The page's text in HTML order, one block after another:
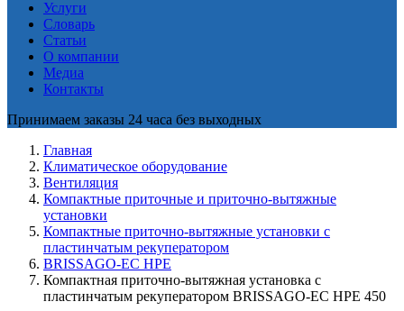
Услуги
Словарь
Статьи
О компании
Медиа
Контакты
Принимаем заказы 24 часа без выходных
Главная
Климатическое оборудование
Вентиляция
Компактные приточные и приточно-вытяжные
установки
Компактные приточно-вытяжные установки с
пластинчатым рекуператором
BRISSAGO-EC HPE
Компактная приточно-вытяжная установка с
пластинчатым рекуператором BRISSAGO-EC HPE 450